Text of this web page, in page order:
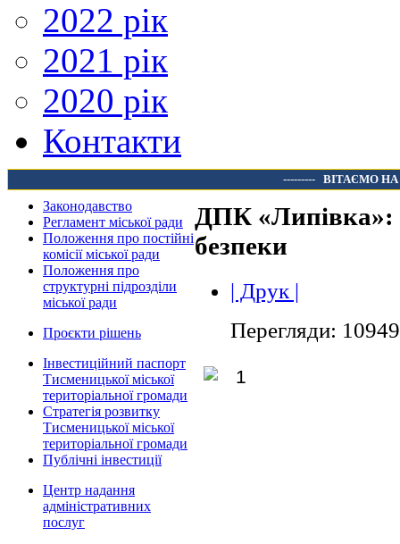
2022 рік
2021 рік
2020 рік
Контакти
--------- ВІТАЄМО
Законодавство
Регламент міської ради
Положення про постійні
комісії міської ради
Положення про
структурні підрозділи
міської ради
Проєкти рішень
Інвестиційний паспорт
Тисменицької міської
територіальної громади
Стратегія розвитку
Тисменицької міської
територіальної громади
Публічні інвестиції
Центр надання
адміністративних
послуг
ДПК «Липівка»:
безпеки
| Друк |
Перегляди: 10949